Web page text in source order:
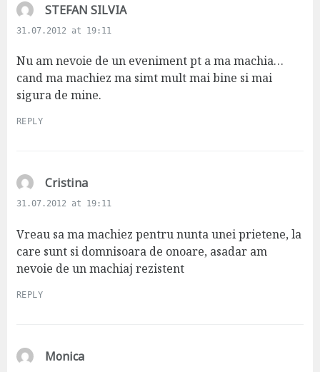
STEFAN SILVIAs
s
:
31.07.2012 at 19:11
Nu am nevoie de un eveniment pt a ma machia…
cand ma machiez ma simt mult mai bine si mai
sigura de mine.
REPLY
Cristinas
a
s
:
31.07.2012 at 19:11
Vreau sa ma machiez pentru nunta unei prietene, la
care sunt si domnisoara de onoare, asadar am
nevoie de un machiaj rezistent
REPLY
Monicas